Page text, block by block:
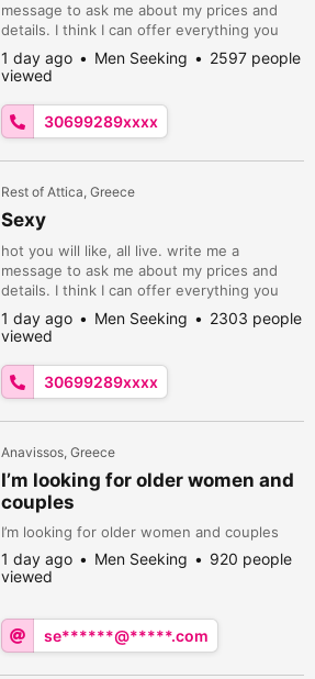
message to ask me about my prices and
details. I think I can offer everything you
need. - hot live phone chats with
everything (photos, videos, memos) role
hot lingerie, close-ups, boobs, pussy) -
videos (sb with dildo, orgasm, fingering,
1 day ago Men Seeking
2597 people
viewed
30699289xxxx
Rest of Attica, Greece
Sexy
hot you will like, all live. write me a
message to ask me about my prices and
details. I think I can offer everything you
need. - hot live phone chats with
everything (photos, videos, memos) role
hot lingerie, close-ups, boobs, pussy) -
videos (sb with dildo, orgasm, fingering,
1 day ago Men Seeking
2303 people
viewed
30699289xxxx
Anavissos, Greece
I’m looking for older women and
couples
I’m looking for older women and couples
1 day ago Men Seeking
920 people
viewed
se******@*****.com